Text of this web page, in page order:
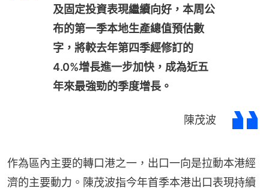
及固定投資表現繼續向好，本周公
布的第一季本地生產總值預估數
字，將較去年第四季經修訂的
4.0%增長進一步加快，成為近五
年來最強勁的季度增長。
陳茂波
作為區內主要的轉口港之一，出口一向是拉動本港經
濟的主要動力。陳茂波指今年首季本港出口表現持續